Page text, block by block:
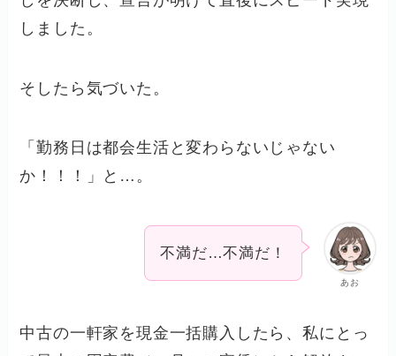
しました。
そしたら気づいた。
「勤務日は都会生活と変わらないじゃない
か！！！」と…。
あお
不満だ…不満だ！
中古の一軒家を現金一括購入したら、私にとっ